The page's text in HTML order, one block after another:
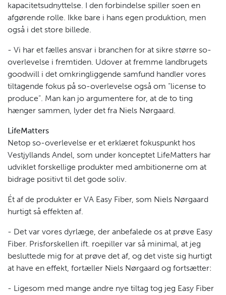
kapacitetsudnyttelse. I den forbindelse spiller soen en
afgørende rolle. Ikke bare i hans egen produktion, men
også i det store billede.
- Vi har et fælles ansvar i branchen for at sikre større so-
overlevelse i fremtiden. Udover at fremme landbrugets
goodwill i det omkringliggende samfund handler vores
tiltagende fokus på so-overlevelse også om ”license to
produce”. Man kan jo argumentere for, at de to ting
hænger sammen, lyder det fra Niels Nørgaard.
LifeMatters
Netop so-overlevelse er et erklæret fokuspunkt hos
Vestjyllands Andel, som under konceptet LifeMatters har
udviklet forskellige produkter med ambitionerne om at
bidrage positivt til det gode soliv.
Ét af de produkter er VA Easy Fiber, som Niels Nørgaard
hurtigt så effekten af.
- Det var vores dyrlæge, der anbefalede os at prøve Easy
Fiber. Prisforskellen ift. roepiller var så minimal, at jeg
besluttede mig for at prøve det af, og det viste sig hurtigt
at have en effekt, fortæller Niels Nørgaard og fortsætter:
- Ligesom med mange andre nye tiltag tog jeg Easy Fiber